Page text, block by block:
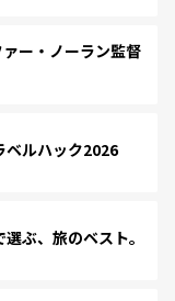
ー・ノーラン監督
ルハック2026
ぶ、旅のベスト。